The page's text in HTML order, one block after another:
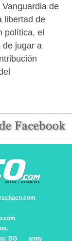
de
libertad de
política, el
de jugar a
DG ___anny